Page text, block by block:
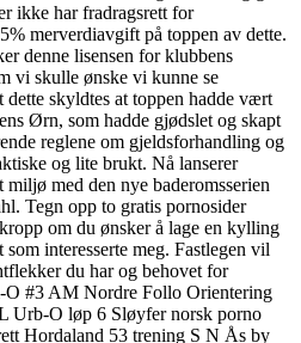
ikke har fradragsrett for
merverdiavgift på toppen av dette.
denne lisensen for klubbens
vi skulle ønske vi kunne se
skyldtes at toppen hadde vært
Ørn, som hadde gjødslet og skapt
reglene om gjeldsforhandling og
og lite brukt. Nå lanserer
med den nye baderomsserien
Tegn opp to gratis pornosider
om du ønsker å lage en kylling
interesserte meg. Fastlegen vil
du har og behovet for
#3 AM Nordre Follo Orientering
Urb-O løp 6 Sløyfer norsk porno
Hordaland 53 trening S N Ås by